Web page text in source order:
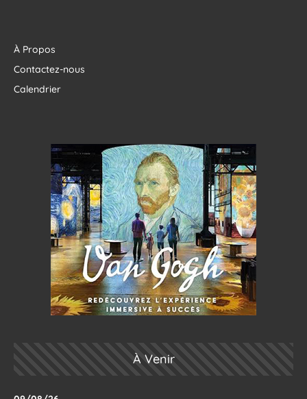
À Propos
Contactez-nous
Calendrier
À Venir